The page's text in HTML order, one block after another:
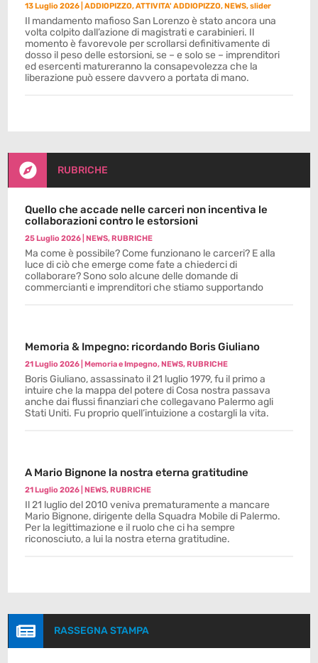
13 Luglio 2026 |ADDIOPIZZO,ATTIVITA' ADDIOPIZZO, NEWS,slider
Il mandamento mafioso San Lorenzo è stato ancora una
volta colpito dall’azione di magistrati e carabinieri. Il
momento è favorevole per scrollarsi definitivamente di
dosso il peso delle estorsioni, se – e solo se – imprenditori
ed esercenti matureranno la consapevolezza che la
liberazione può essere davvero a portata di mano.
 RUBRICHE
Quello che accade nelle carceri non incentiva le
collaborazioni contro le estorsioni
25 Luglio 2026 NEWS, RUBRICHE
Ma come è possibile? Come funzionano le carceri? E alla
luce di ciò che emerge come fate a chiederci di
collaborare? Sono solo alcune delle domande di
commercianti e imprenditori che stiamo supportando
Memoria & Impegno: ricordando Boris Giuliano
21 Luglio 2026 Memoria e Impegno, NEWS, RUBRICHE
Boris Giuliano, assassinato il 21 luglio 1979, fu il primo a
intuire che la mappa del potere di Cosa nostra passava
anche dai flussi finanziari che collegavano Palermo agli
Stati Uniti. Fu proprio quell’intuizione a costargli la vita.
A Mario Bignone la nostra eterna gratitudine
21 Luglio 2026 NEWS, RUBRICHE
Il 21 luglio del 2010 veniva prematuramente a mancare
Mario Bignone, dirigente della Squadra Mobile di Palermo.
Per la legittimazione e il ruolo che ci ha sempre
riconosciuto, a lui la nostra eterna gratitudine.
 RASSEGNA STAMPA